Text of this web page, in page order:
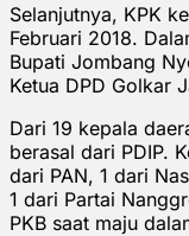
Selanjutnya, KPK
Februari 2018.
Bupati Jombang
Ketua DPD Golkar
Dari 19 kepala
berasal dari PDIP.
dari PAN, 1 dari
1 dari Partai
PKB saat maju